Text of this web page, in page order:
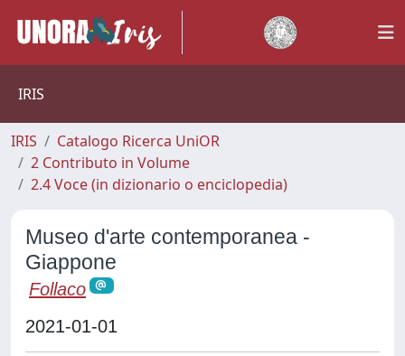
IRIS
IRIS
Catalogo Ricerca UniOR
2 Contributo in Volume
2.4 Voce (in dizionario o enciclopedia)
Museo d'arte contemporanea -
Giappone
Follaco
2021-01-01